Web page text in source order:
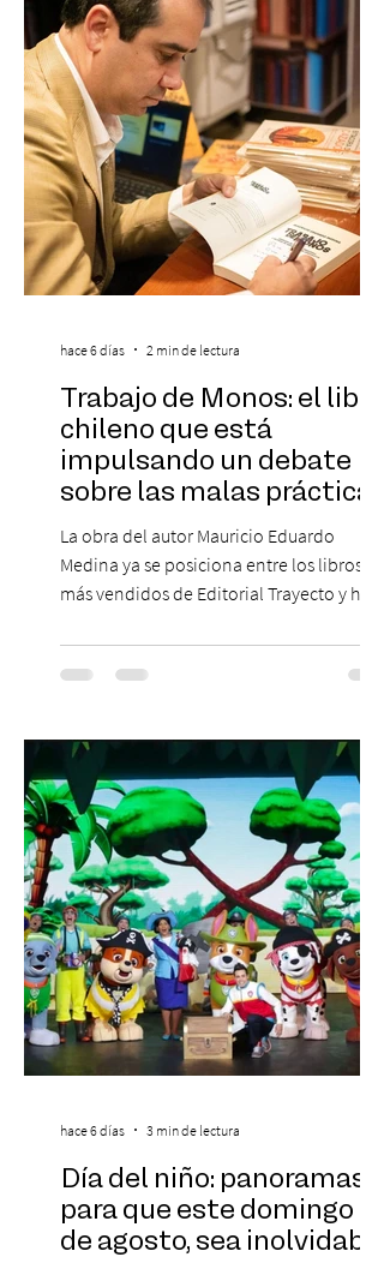
selección anual de la publicación que
destaca a los artistas menores de 21 años
más influyentes de la industria musical.
Este reconocimiento reaf
Trabajo de Monos: el libro
chileno que está
impulsando un debate
sobre las malas prácticas
laborales y el futuro del
trabajo
La obra del autor Mauricio Eduardo
Medina ya se posiciona entre los libros
más vendidos de Editorial Trayecto y ha
para mejorar los procesos de selección
laboral en Chile. En un contexto donde el
experiencias laborales forman parte de la
realidad de miles de trabajadores, Trabajo
de Monos – Reflexiones de la Selva
Corporativa, del autor Mauricio Eduardo
Medina, ha trascendido el ámbito editorial
hace 6 días 2 min de lectura
Día del niño: panoramas
para que este domingo 09
de agosto, sea inolvidable
hace 6 días 3 min de lectura